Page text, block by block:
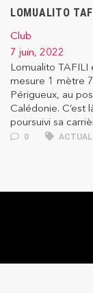
LOMUALITO
Club
7 juin, 2022
Lomualito TAFILI
mesure 1 mètre
Périgueux, au
Calédonie. C’est
poursuivi sa
0